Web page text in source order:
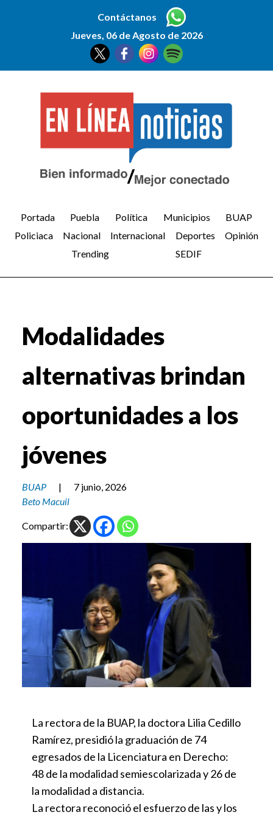
Contáctanos
Jueves, 06 de Agosto de 2026
Portada Puebla Política Municipios
BUAP
Policiaca
Nacional Internacional Deportes
Opinión
Trending
SEDIF
Modalidades
alternativas brindan
oportunidades a los
jóvenes
BUAP |
7 junio, 2026
Beto Macuil
Compartir:
La rectora de la BUAP, la doctora Lilia Cedillo
Ramírez, presidió la graduación de 74
egresados de la Licenciatura en Derecho:
48 de la modalidad semiescolarizada y 26 de
la modalidad a distancia.
La rectora reconoció el esfuerzo de las y los